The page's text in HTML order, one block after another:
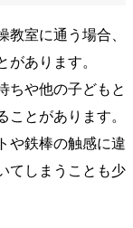
室に通う場合、
があります。
ちや他の子どもと
ことがあります。
や鉄棒の触感に違
てしまうことも少